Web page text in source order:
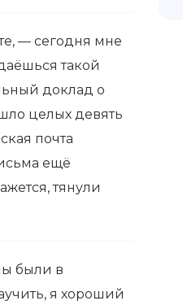
— сегодня мне
такой
доклад о
целых девять
почта
ещё
тянули
были в
я хороший